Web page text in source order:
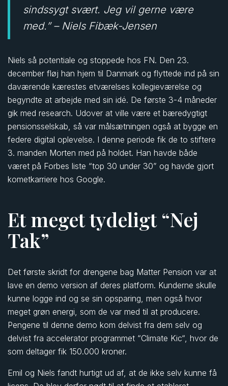
sindssygt svært. Jeg vil gerne være
med.” – Niels Fibæk-Jensen
Niels så potentiale og stoppede hos FN. Den 23.
december fløj han hjem til Danmark og flyttede ind på sin
daværende kærestes etværelses kollegieværelse og
begyndte at arbejde med sin idé. De første 3-4 måneder
gik med research. Udover at ville være et bæredygtigt
pensionsselskab, så var målsætningen også at bygge en
federe digital oplevelse. I denne periode fik de to stiftere
3. manden Morten med på holdet. Han havde både
været på Forbes liste “top 30 under 30” og havde gjort
kometkarriere hos Google.
Et meget tydeligt “Nej
Tak”
Det første skridt for drengene bag Matter Pension var at
lave en demo version af deres platform. Kunderne skulle
kunne logge ind og se sin opsparing, men også hvor
meget grøn energi, som de var med til at producere.
Pengene til denne demo kom delvist fra dem selv og
delvist fra accelerator programmet “Climate Kic“, hvor de
som deltager fik 150.000 kroner.
Emil og Niels fandt hurtigt ud af, at de ikke selv kunne få